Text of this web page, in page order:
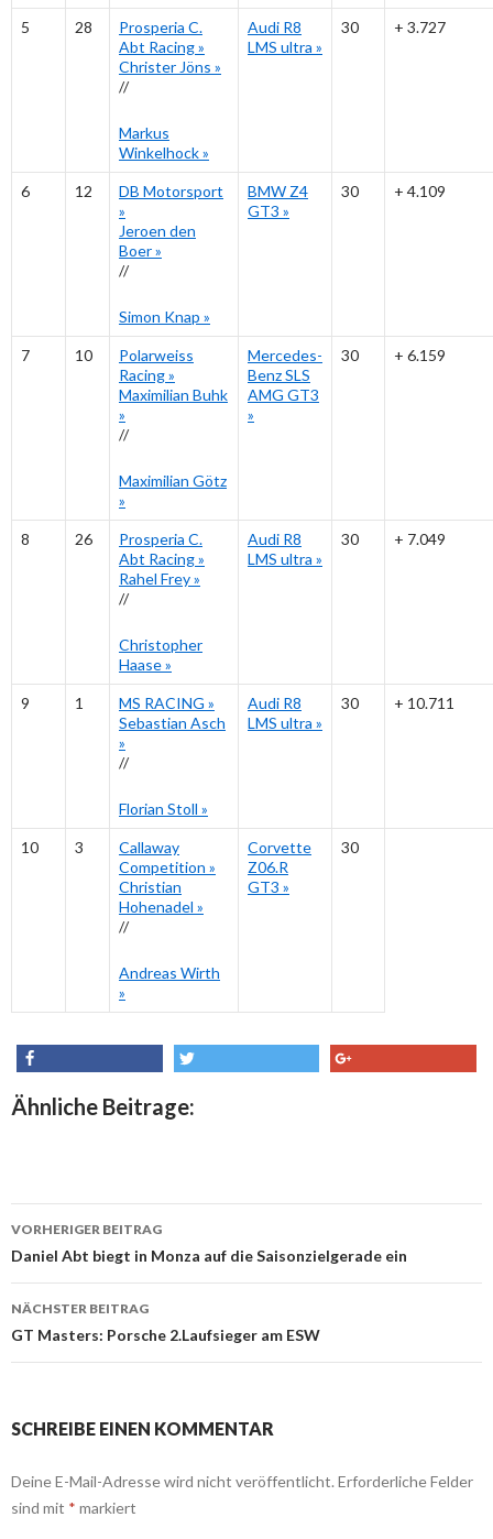
5 28
Prosperia C.
Abt Racing»
Christer Jöns »
//
Markus
Winkelhock»
Audi R8
LMS ultra »
30 + 3.727
6 12
DB Motorsport
»
Jeroen den
Boer»
//
Simon Knap »
BMW Z4
GT3 »
30 + 4.109
7 10
Polarweiss
Racing»
Maximilian Buhk
»
//
Maximilian Götz
»
Mercedes-
Benz SLS
AMG GT3
»
30 + 6.159
8 26
Prosperia C.
Abt Racing»
Rahel Frey»
//
Christopher
Haase»
Audi R8
LMS ultra »
30 + 7.049
9 1 MS RACING »
Sebastian Asch
»
//
Florian Stoll »
Audi R8
LMS ultra »
30 + 10.711
10 3
Callaway
Competition »
Christian
Hohenadel »
//
Andreas Wirth
»
Corvette
Z06.R
GT3 »
30
share
Ähnliche Beitrage:
Beitrags-
Navigation
VORHERIGER BEITRAG
Daniel Abt biegt in Monza auf die Saisonzielgerade ein
NÄCHSTER BEITRAG
GT Masters: Porsche 2.Laufsieger am ESW
SCHREIBE EINEN KOMMENTAR
Deine E-Mail-Adresse wird nicht veröffentlicht. Erforderliche Felder
sind mit * markiert